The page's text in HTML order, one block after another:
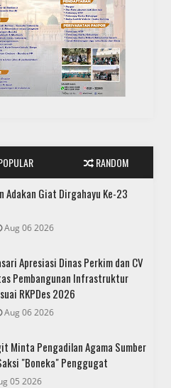
RANDOM
Adakan Giat Dirgahayu Ke-23
Aug 06 2026
Apresiasi Dinas Perkim dan CV
Pembangunan Infrastruktur
RKPDes 2026
Aug 06 2026
Minta Pengadilan Agama Sumber
"Boneka" Penggugat
05 2026